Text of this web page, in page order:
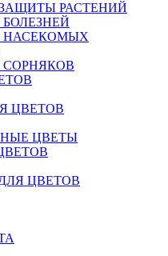
ЗАЩИТЫ РАСТЕНИЙ
НАСЕКОМЫХ
СОРНЯКОВ
ЦВЕТОВ
ЦВЕТЫ
ЦВЕТОВ